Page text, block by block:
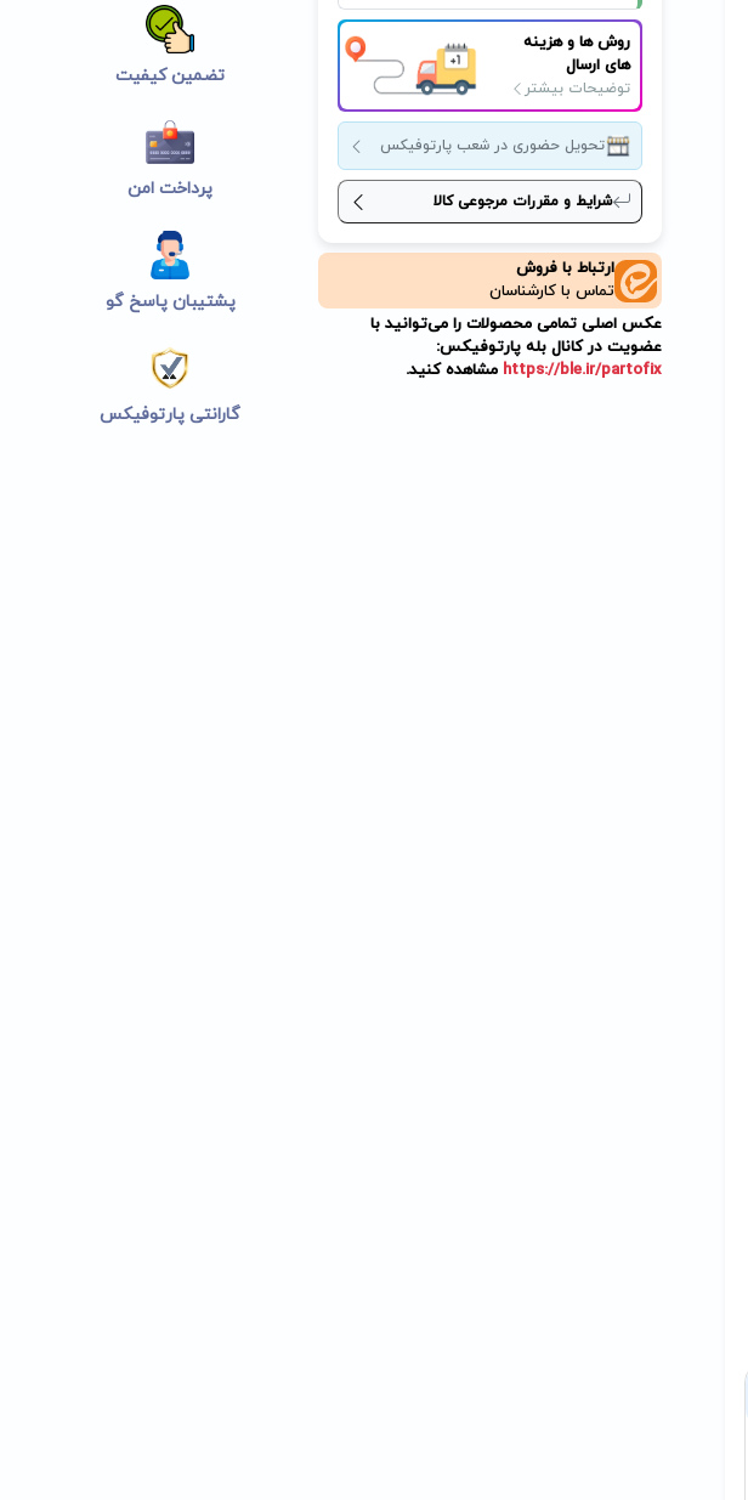
روش ها و هزینه
های ارسال
توضیحات بیشتر
تحویل حضوری در شعب پارتوفیکس
شرایط و مقررات مرجوعی کالا
ارتباط با فروش
تماس با کارشناسان
عکس اصلی تمامی محصولات را می‌توانید با
عضویت در کانال بله پارتوفیکس:
https://ble.ir/partofix مشاهده کنید.
تضمین کیفیت
پرداخت امن
پشتیبان پاسخ گو
گارانتی پارتوفیکس